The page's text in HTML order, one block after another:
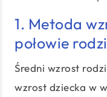
1. Metoda
połowie
Średni wzrost
wzrost dziecka w